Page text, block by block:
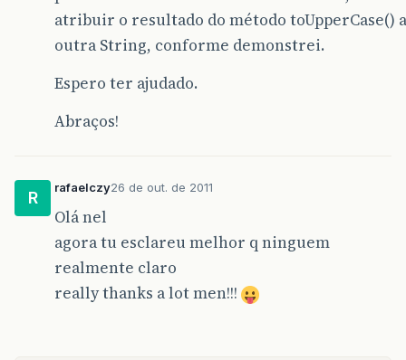
atribuir o resultado do método toUpperCase() a
outra String, conforme demonstrei.
Espero ter ajudado.
Abraços!
R
rafaelczy26 de out. de 2011
Olá nel
agora tu esclareu melhor q ninguem
realmente claro
really thanks a lot men!!!